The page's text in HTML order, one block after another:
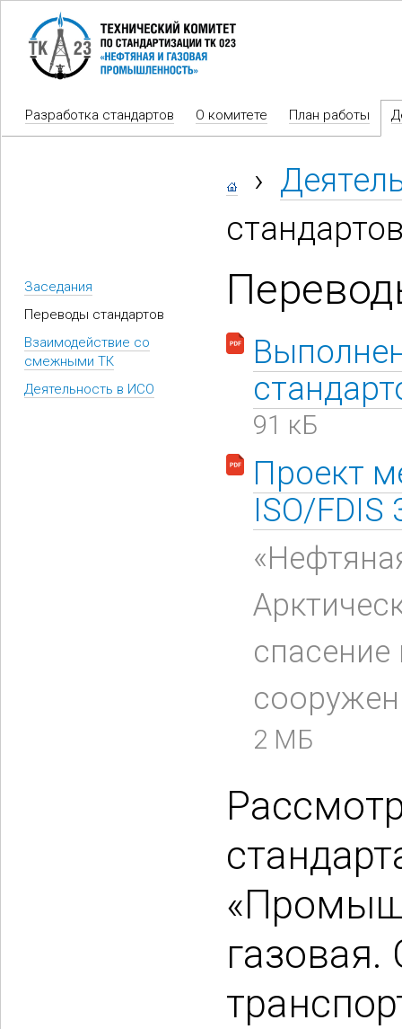
Разработка стандартов О комитете План работы
›
Заседания
Переводы стандартов
Взаимодействие со
смежными ТК
Деятельность в ИСО
91 кБ
Проект
ISO/FDIS
2 МБ